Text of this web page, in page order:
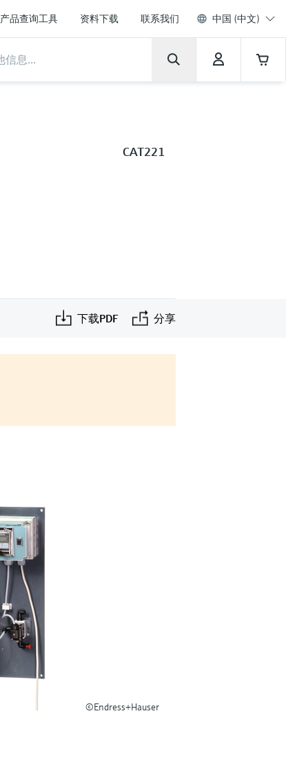
产品查询工具 资料下载 联系我们 中国 (中文)
CAT221
下载PDF 分享
©Endress+Hauser